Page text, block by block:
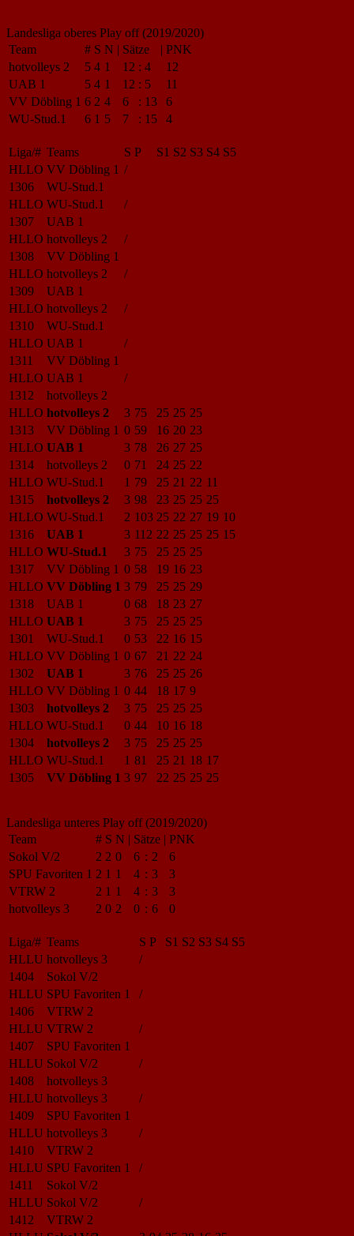
Landesliga oberes Play off (2019/2020)
Team
# S N | Sätze | PNK
hotvolleys 2
5 4 1 12 : 4
12
UAB 1
5 4 1 12 : 5
11
VV Döbling 1 6 2 4 6 : 13
6
WU-Stud.1
6 1 5 7 : 15 4
Liga/# Teams S P S1 S2 S3 S4 S5
HLLO VV Döbling 1 /
1306
WU-Stud.1
HLLO WU-Stud.1
/
1307
UAB 1
HLLO hotvolleys 2
/
1308
VV Döbling 1
HLLO hotvolleys 2
/
1309
UAB 1
HLLO hotvolleys 2
/
1310
WU-Stud.1
HLLO UAB 1
/
1311
VV Döbling 1
HLLO UAB 1
/
1312
hotvolleys 2
HLLO hotvolleys 2 3 75 25 25 25
1313
VV Döbling 1 0 59 16 20 23
HLLO UAB 1 3 78 26 27 25
1314
hotvolleys 2 0 71 24 25 22
HLLO WU-Stud.1 1 79 25 21 22 11
1315
hotvolleys 2 3 98 23 25 25 25
HLLO WU-Stud.1 2 103 25 22 27 19 10
1316
UAB 1 3 112 22 25 25 25 15
HLLO WU-Stud.1 3 75 25 25 25
1317
VV Döbling 1 0 58 19 16 23
HLLO VV Döbling 1 3 79 25 25 29
1318
UAB 1 0 68 18 23 27
HLLO UAB 1 3 75 25 25 25
1301
WU-Stud.1 0 53 22 16 15
HLLO VV Döbling 1 0 67 21 22 24
1302
UAB 1 3 76 25 25 26
HLLO VV Döbling 1 0 44 18 17 9
1303
hotvolleys 2 3 75 25 25 25
HLLO WU-Stud.1 0 44 10 16 18
1304
hotvolleys 2 3 75 25 25 25
HLLO WU-Stud.1 1 81 25 21 18 17
1305
VV Döbling 1 3 97 22 25 25 25
Landesliga unteres Play off (2019/2020)
Team
# S N | Sätze | PNK
Sokol V/2
2 2 0 6 : 2
6
SPU Favoriten 1 2 1 1 4 : 3
3
VTRW 2
2 1 1 4 : 3
3
hotvolleys 3
2 0 2 0 : 6 0
Liga/# Teams S P S1 S2 S3 S4 S5
HLLU hotvolleys 3
/
1404
Sokol V/2
HLLU SPU Favoriten 1
/
1406
VTRW 2
HLLU VTRW 2
/
1407
SPU Favoriten 1
HLLU Sokol V/2
/
1408
hotvolleys 3
HLLU hotvolleys 3
/
1409
SPU Favoriten 1
HLLU hotvolleys 3
/
1410
VTRW 2
HLLU SPU Favoriten 1
/
1411
Sokol V/2
HLLU Sokol V/2
/
1412
VTRW 2